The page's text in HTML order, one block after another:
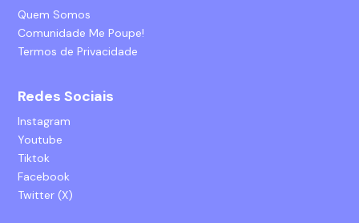
Quem Somos
Comunidade Me Poupe!
Termos de Privacidade
Redes Sociais
Instagram
Youtube
Tiktok
Facebook
Twitter (X)